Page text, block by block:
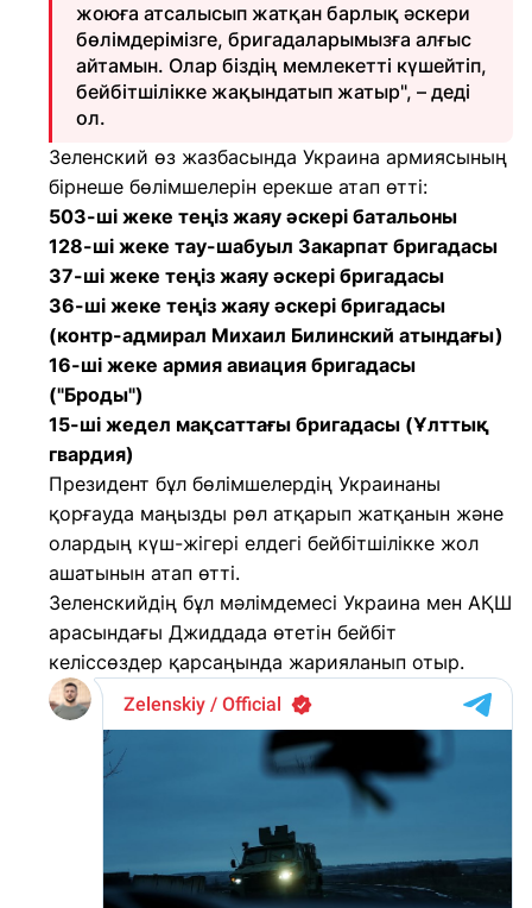
жоюға атсалысып жатқан барлық әскери
бөлімдерімізге, бригадаларымызға алғыс
айтамын. Олар біздің мемлекетті күшейтіп,
бейбітшілікке жақындатып жатыр", – деді
ол.
Зеленский өз жазбасында Украина армиясының
бірнеше бөлімшелерін ерекше атап өтті:
503-ші жеке теңіз жаяу әскері батальоны
128-ші жеке тау-шабуыл Закарпат бригадасы
37-ші жеке теңіз жаяу әскері бригадасы
36-ші жеке теңіз жаяу әскері бригадасы
(контр-адмирал Михаил Билинский атындағы)
16-ші жеке армия авиация бригадасы
("Броды")
15-ші жедел мақсаттағы бригадасы (Ұлттық
гвардия)
Президент бұл бөлімшелердің Украинаны
қорғауда маңызды рөл атқарып жатқанын және
олардың күш-жігері елдегі бейбітшілікке жол
ашатынын атап өтті.
Зеленскийдің бұл мәлімдемесі Украина мен АҚШ
арасындағы Джиддада өтетін бейбіт
келіссөздер қарсаңында жарияланып отыр.